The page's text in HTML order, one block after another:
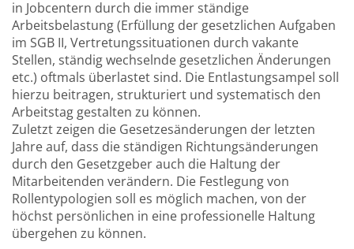
in Jobcentern durch die immer ständige
Arbeitsbelastung (Erfüllung der gesetzlichen Aufgaben
im SGB II, Vertretungssituationen durch vakante
Stellen, ständig wechselnde gesetzlichen Änderungen
etc.) oftmals überlastet sind. Die Entlastungsampel soll
hierzu beitragen, strukturiert und systematisch den
Arbeitstag gestalten zu können.
Zuletzt zeigen die Gesetzesänderungen der letzten
Jahre auf, dass die ständigen Richtungsänderungen
durch den Gesetzgeber auch die Haltung der
Mitarbeitenden verändern. Die Festlegung von
Rollentypologien soll es möglich machen, von der
höchst persönlichen in eine professionelle Haltung
übergehen zu können.